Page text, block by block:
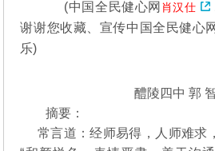
沟
通
(中国全民健心网 肖汉仕
谢谢您收藏、宣传中国全民健心
乐)
醴陵四中 郭
摘要：
常言道：经师易得，人师难求